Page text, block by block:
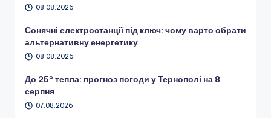
08.08.2026
Сонячні електростанції під ключ: чому варто обрати
альтернативну енергетику
08.08.2026
До 25° тепла: прогноз погоди у Тернополі на 8
серпня
07.08.2026